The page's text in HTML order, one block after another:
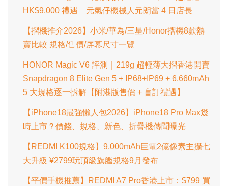
HK$9,000 禮遇 元氣仔機械人元朗當 4 日店長
【摺機推介2026】小米/華為/三星/Honor摺機8款熱
賣比較 規格/售價/屏幕尺寸一覽
HONOR Magic V6 評測｜219g 超輕薄大摺香港開賣
Snapdragon 8 Elite Gen 5 + IP68+IP69 + 6,660mAh
5 大規格逐一拆解【附港版售價 + 盲訂禮遇】
【iPhone18最強懶人包2026】iPhone18 Pro Max幾
時上市？價錢、規格、新色、折疊機傳聞曝光
【REDMI K100規格】9,000mAh巨電2億像素主攝七
大升級 ¥2799玩頂級旗艦規格9月發布
【平價手機推薦】REDMI A7 Pro香港上市：$799 買